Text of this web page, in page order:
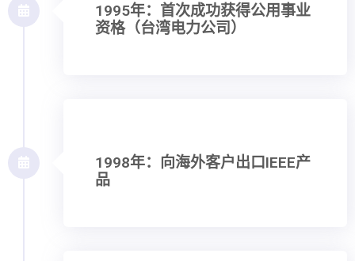
1995年：首次成功获得公用事业
资格（台湾电力公司）
1998年：向海外客户出口IEEE产
品